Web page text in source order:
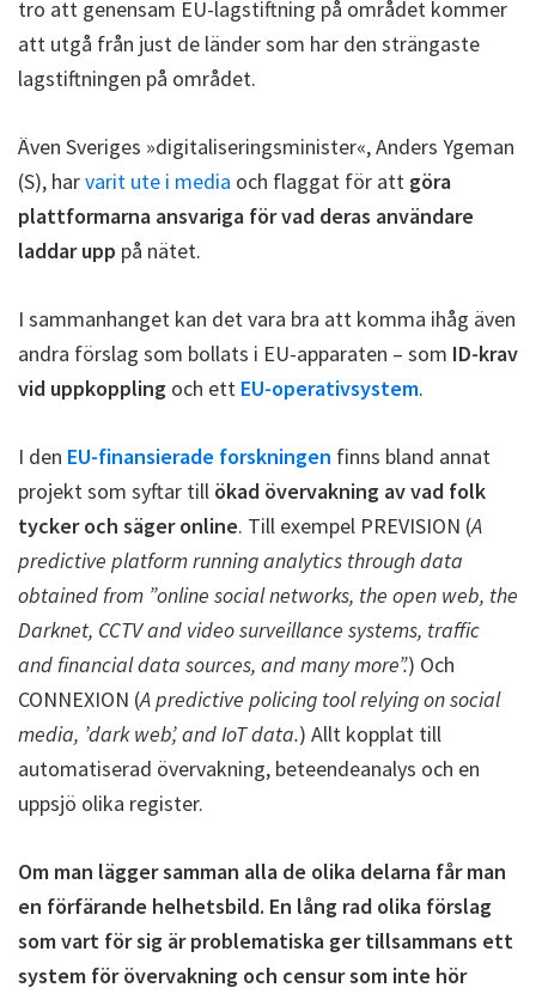
tro att genensam EU-lagstiftning på området kommer
att utgå från just de länder som har den strängaste
lagstiftningen på området.
Även Sveriges »digitaliseringsminister«, Anders Ygeman
(S), harvarit ute i media och flaggat för att göra
plattformarna ansvariga för vad deras användare
laddar upp på nätet.
I sammanhanget kan det vara bra att komma ihåg även
andra förslag som bollats i EU-apparaten – som ID-krav
vid uppkoppling och ett EU-operativsystem.
I den EU-finansierade forskningen finns bland annat
projekt som syftar till ökad övervakning av vad folk
tycker och säger online. Till exempel PREVISION (A
predictive platform running analytics through data
obtained from ”online social networks, the open web, the
Darknet, CCTV and video surveillance systems, traffic
and financial data sources, and many more”.) Och
CONNEXION (A predictive policing tool relying on social
media, ’dark web’, and IoT data.) Allt kopplat till
automatiserad övervakning, beteendeanalys och en
uppsjö olika register.
Om man lägger samman alla de olika delarna får man
en förfärande helhetsbild. En lång rad olika förslag
som vart för sig är problematiska ger tillsammans ett
system för övervakning och censur som inte hör